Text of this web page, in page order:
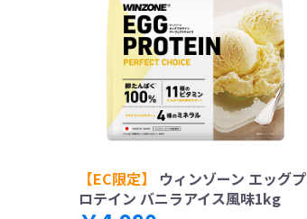
【EC限定】
ウィンゾーン エッグプ
ロテイン バニラアイス風味1kg